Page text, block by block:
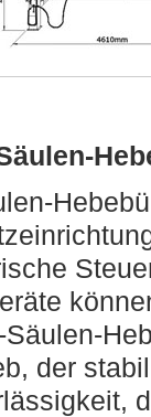
Säulen-
der